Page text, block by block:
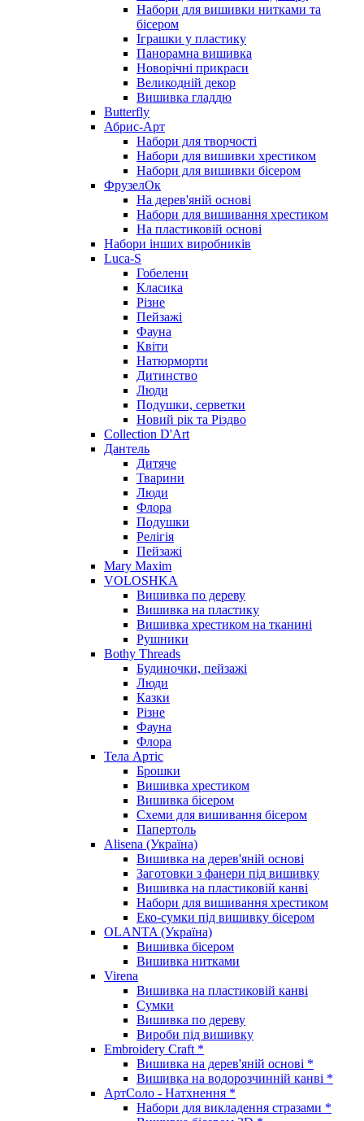
Набори для вишивки нитками та
бісером
Іграшки у пластику
Панорамна вишивка
Новорічні прикраси
Великодній декор
Вишивка гладдю
Butterfly
Абрис-Арт
Набори для творчості
Набори для вишивки хрестиком
Набори для вишивки бісером
ФрузелОк
На дерев'яній основі
Набори для вишивання хрестиком
На пластиковій основі
Набори інших виробників
Luca-S
Гобелени
Класика
Різне
Пейзажі
Фауна
Квіти
Натюрморти
Дитинство
Люди
Подушки, серветки
Новий рік та Різдво
Collection D'Art
Дантель
Дитяче
Тварини
Люди
Флора
Подушки
Релігія
Пейзажі
Mary Maxim
VOLOSHKA
Вишивка по дереву
Вишивка на пластику
Вишивка хрестиком на тканині
Рушники
Bothy Threads
Будиночки, пейзажі
Люди
Казки
Різне
Фауна
Флора
Тела Артіс
Брошки
Вишивка хрестиком
Вишивка бісером
Схеми для вишивання бісером
Папертоль
Alisena (Україна)
Вишивка на дерев'яній основі
Заготовки з фанери під вишивку
Вишивка на пластиковій канві
Набори для вишивання хрестиком
Еко-сумки під вишивку бісером
OLANTA (Україна)
Вишивка бісером
Вишивка нитками
Virena
Вишивка на пластиковій канві
Сумки
Вишивка по дереву
Вироби під вишивку
Embroidery Craft *
Вишивка на дерев'яній основі *
Вишивка на водорозчинній канві *
АртСоло - Натхнення *
Набори для викладення стразами *